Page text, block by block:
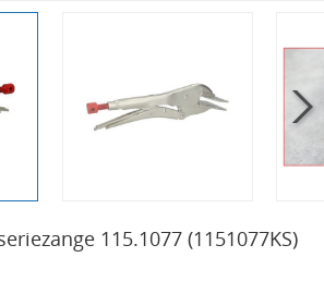
115.1077 (1151077KS)